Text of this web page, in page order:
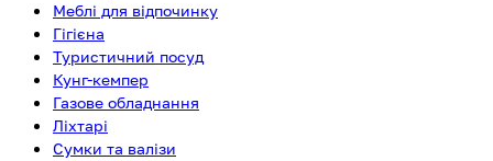
Меблі для відпочинку
Гігієна
Туристичний посуд
Кунг-кемпер
Газове обладнання
Ліхтарі
Сумки та валізи